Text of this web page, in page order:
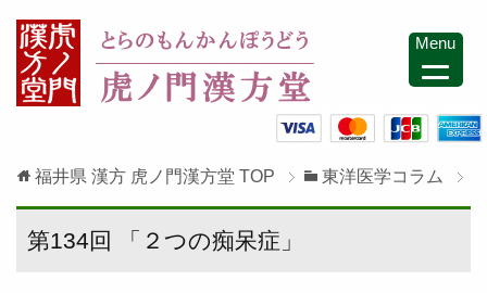
福井県 漢方 虎ノ門漢方堂 TOP 東洋医学コラム
第134回 「２つの痴呆症」
Menu